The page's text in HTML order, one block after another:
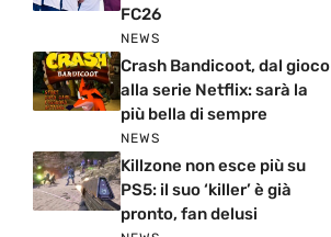
FC26
NEWS
Crash Bandicoot, dal gioco
alla serie Netflix: sarà la
più bella di sempre
NEWS
Killzone non esce più su
PS5: il suo ‘killer’ è già
pronto, fan delusi